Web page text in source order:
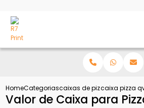
HomeCategoriascaixas de pizzacaixa pizza
Valor de Caixa para